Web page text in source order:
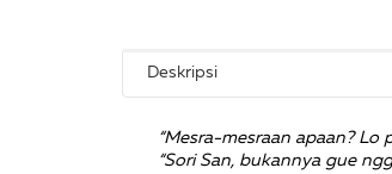
Deskripsi
“Mesra-mesraan apaan? Lo
“Sori San, bukannya gue